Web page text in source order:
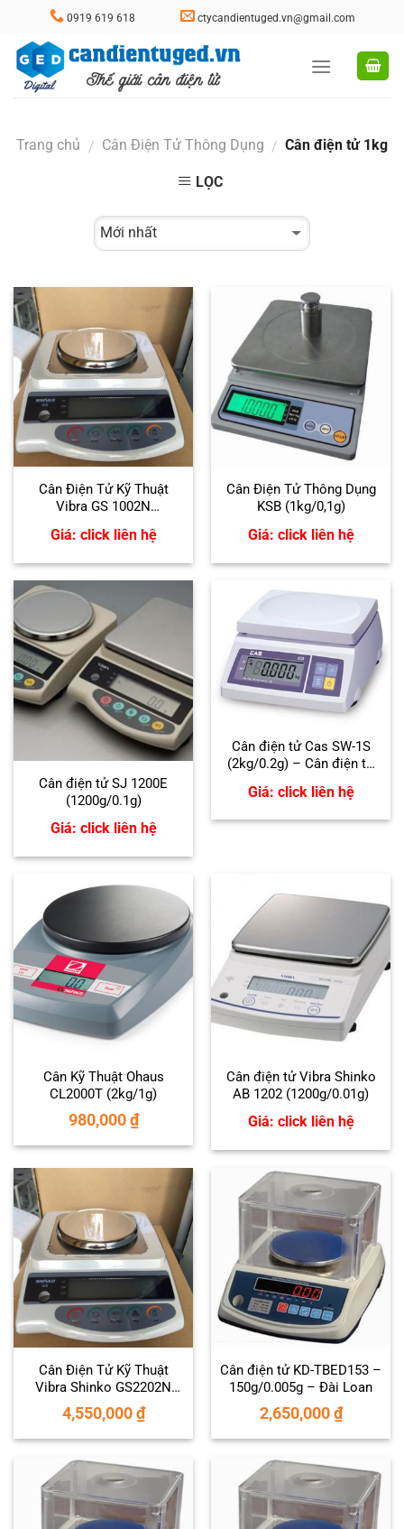
content
0919 619 618 ctycandientuged.vn@gmail.com
Trang chủ / Cân Điện Tử Thông Dụng / Cân điện tử 1kg
LỌC
Cân Điện Tử Kỹ Thuật
Vibra GS 1002N
Giá: click liên hệ
Cân Điện Tử Thông Dụng
KSB (1kg/0,1g)
Giá: click liên hệ
Cân điện tử SJ 1200E
(1200g/0.1g)
Giá: click liên hệ
Cân điện tử Cas SW-1S
(2kg/0.2g) – Cân điện tử
Giá: click liên hệ
Cân Kỹ Thuật Ohaus
CL2000T (2kg/1g)
980,000₫
Cân điện tử Vibra Shinko
AB 1202 (1200g/0.01g)
Giá: click liên hệ
Cân Điện Tử Kỹ Thuật
Vibra Shinko GS2202N
(2200g/0.01g)
4,550,000₫
Cân điện tử KD-TBED153 –
150g/0.005g – Đài Loan
2,650,000₫